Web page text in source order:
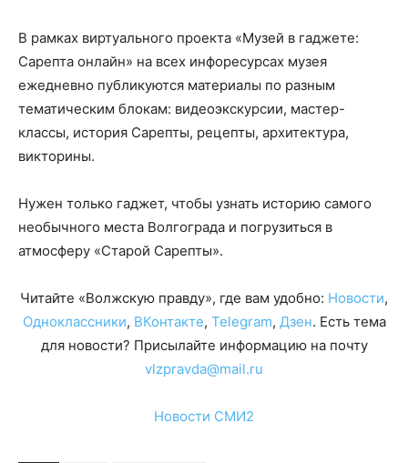
В рамках виртуального проекта «Музей в гаджете:
Сарепта онлайн» на всех инфоресурсах музея
ежедневно публикуются материалы по разным
тематическим блокам: видеоэкскурсии, мастер-
классы, история Сарепты, рецепты, архитектура,
викторины.
Нужен только гаджет, чтобы узнать историю самого
необычного места Волгограда и погрузиться в
атмосферу «Старой Сарепты».
Читайте «Волжскую правду», где вам удобно: Новости,
Одноклассники, ВКонтакте, Telegram, Дзен. Есть тема
для новости? Присылайте информацию на почту
vlzpravda@mail.ru
Новости СМИ2